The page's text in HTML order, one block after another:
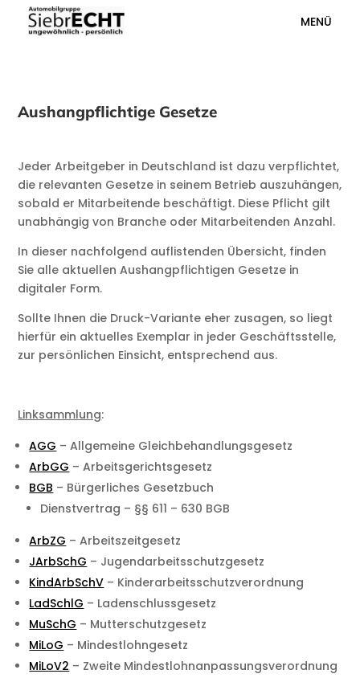
MENÜ
Aushangpflichtige Gesetze
Jeder Arbeitgeber in Deutschland ist dazu verpflichtet,
die relevanten Gesetze in seinem Betrieb auszuhängen,
sobald er Mitarbeitende beschäftigt. Diese Pflicht gilt
unabhängig von Branche oder Mitarbeitenden Anzahl.
In dieser nachfolgend auflistenden Übersicht, finden
Sie alle aktuellen Aushangpflichtigen Gesetze in
digitaler Form.
Sollte Ihnen die Druck-Variante eher zusagen, so liegt
hierfür ein aktuelles Exemplar in jeder Geschäftsstelle,
zur persönlichen Einsicht, entsprechend aus.
Linksammlung:
AGG – Allgemeine Gleichbehandlungsgesetz
ArbGG – Arbeitsgerichtsgesetz
BGB – Bürgerliches Gesetzbuch
Dienstvertrag – §§ 611 – 630 BGB
ArbZG – Arbeitszeitgesetz
JArbSchG – Jugendarbeitsschutzgesetz
KindArbSchV – Kinderarbeitsschutzverordnung
LadSchlG – Ladenschlussgesetz
MuSchG – Mutterschutzgesetz
MiLoG – Mindestlohngesetz
MiLoV2 – Zweite Mindestlohnanpassungsverordnung